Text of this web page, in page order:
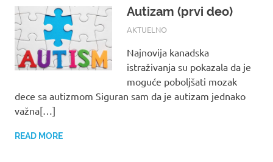
Autizam (prvi deo)
17/08/2017
ROOT
AKTUELNO
Najnovija kanadska
istraživanja su pokazala da je
moguće poboljšati mozak
dece sa autizmom Siguran sam da je autizam jednako
važna[…]
READ MORE